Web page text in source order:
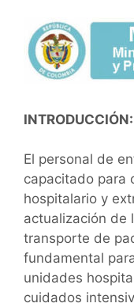
INTRODUCCIÓN:
El personal de
capacitado para
hospitalario y
actualización de
transporte de
fundamental
unidades
cuidados